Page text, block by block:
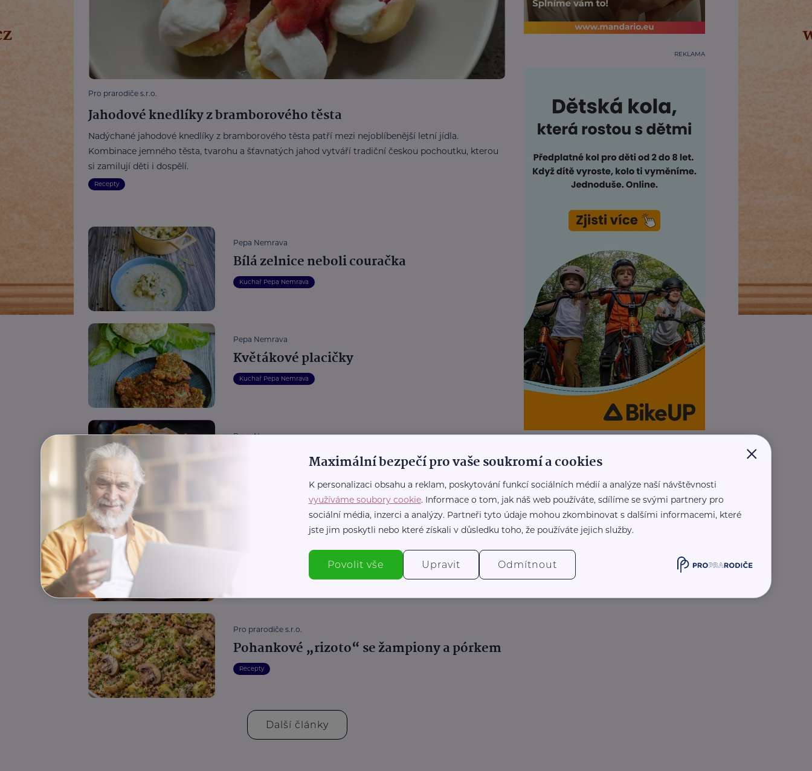
Pro prarodiče s.r.o.
Jahodové knedlíky z bramborového těsta
Nadýchané jahodové knedlíky z bramborového těsta patří mezi nejoblíbenější letní jídla.
Kombinace jemného těsta, tvarohu a šťavnatých jahod vytváří tradiční českou pochoutku, kterou
si zamilují děti i dospělí.
Recepty
Pepa Nemrava
Bílá zelnice neboli couračka
Kuchař Pepa Nemrava
Pepa Nemrava
Květákové placičky
Kuchař Pepa Nemrava
Pepa Nemrava
Poctivý rýžový nákyp
Krémová čočková pánev s dýní a kurkumou
Pro prarodiče s.r.o.
Pohankové „rizoto“ se žampiony a pórkem
Recepty
Další články
REKLAMA
×
Maximální bezpečí pro vaše soukromí a cookies
K personalizaci obsahu a reklam, poskytování funkcí sociálních médií a analýze naší návštěvnosti
využíváme soubory cookie. Informace o tom, jak náš web používáte, sdílíme se svými partnery pro
sociální média, inzerci a analýzy. Partneři tyto údaje mohou zkombinovat s dalšími informacemi, které
jste jim poskytli nebo které získali v důsledku toho, že používáte jejich služby.
Povolit vše Upravit Odmítnout